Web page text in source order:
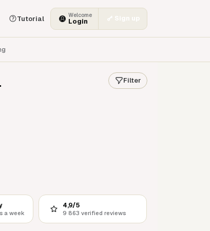
Tutorial Welcome
Login Sign up
Filter
a week
4,9/5
9 863 verified reviews